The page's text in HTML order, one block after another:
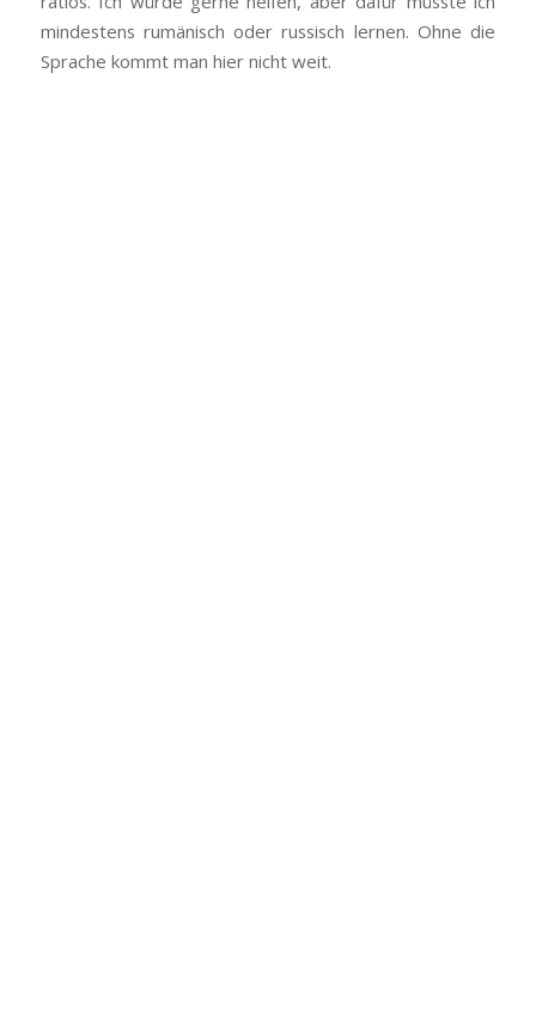
mindestens rumänisch oder russisch lernen. Ohne die
Sprache kommt man hier nicht weit.